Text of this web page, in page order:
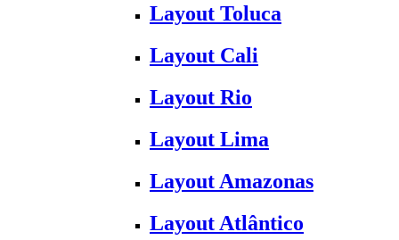
Layout Toluca
Layout Cali
Layout Rio
Layout Lima
Layout Amazonas
Layout Atlântico